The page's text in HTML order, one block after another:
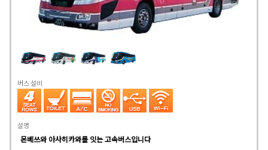
버스 설비
설명
몬베쓰와 아사히카와를 잇는 고속버스입니다